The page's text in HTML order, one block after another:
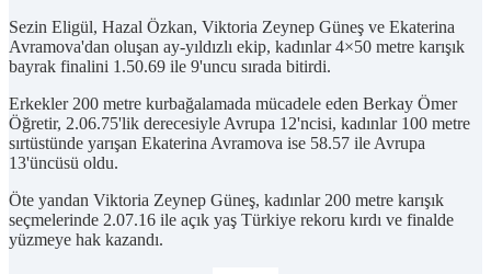
Sezin Eligül, Hazal Özkan, Viktoria Zeynep Güneş ve Ekaterina
Avramova'dan oluşan ay-yıldızlı ekip, kadınlar 4×50 metre karışık
bayrak finalini 1.50.69 ile 9'uncu sırada bitirdi.
Erkekler 200 metre kurbağalamada mücadele eden Berkay Ömer
Öğretir, 2.06.75'lik derecesiyle Avrupa 12'ncisi, kadınlar 100 metre
sırtüstünde yarışan Ekaterina Avramova ise 58.57 ile Avrupa
13'üncüsü oldu.
Öte yandan Viktoria Zeynep Güneş, kadınlar 200 metre karışık
seçmelerinde 2.07.16 ile açık yaş Türkiye rekoru kırdı ve finalde
yüzmeye hak kazandı.